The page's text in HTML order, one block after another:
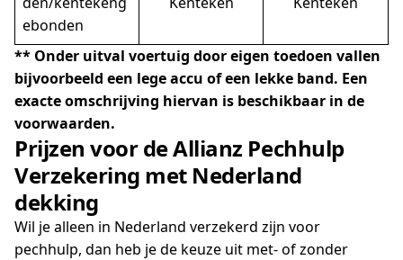
ebonden
** Onder uitval voertuig door eigen toedoen vallen
bijvoorbeeld een lege accu of een lekke band. Een
exacte omschrijving hiervan is beschikbaar in de
voorwaarden.
Prijzen voor de Allianz Pechhulp
Verzekering met Nederland
dekking
Wil je alleen in Nederland verzekerd zijn voor
pechhulp, dan heb je de keuze uit met- of zonder